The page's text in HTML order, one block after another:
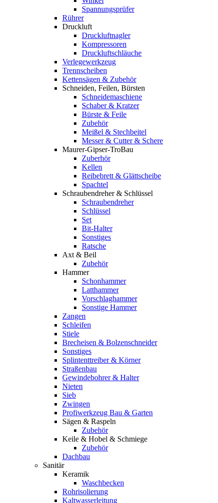
Spannungsprüfer
Rührer
Druckluft
Druckluftnagler
Kompressoren
Druckluftschläuche
Verlegewerkzeug
Trennscheiben
Kettensägen & Zubehör
Schneiden, Feilen, Bürsten
Schneidemaschiene
Schaber & Kratzer
Bürste & Feile
Zubehör
Meißel & Stechbeitel
Messer & Cutter & Schere
Maurer-Gipser-TroBau
Zuberhör
Kellen
Reibebrett & Glättscheibe
Spachtel
Schraubendreher & Schlüssel
Schraubendreher
Schlüssel
Set
Bit-Halter
Sonstiges
Ratsche
Axt & Beil
Zubehör
Hammer
Schonhammer
Latthammer
Vorschlaghammer
Sonstige Hammer
Zangen
Schleifen
Stiele
Brecheisen & Bolzenschneider
Sonstiges
Splintenttreiber & Körner
Straßenbau
Gewindebohrer & Halter
Nieten
Sieb
Zwingen
Profiwerkzeug Bau & Garten
Sägen & Raspeln
Zubehör
Keile & Hobel & Schmiege
Zubehör
Dachbau
Sanitär
Keramik
Waschbecken
Rohrisolierung
Kaltwasserleitung